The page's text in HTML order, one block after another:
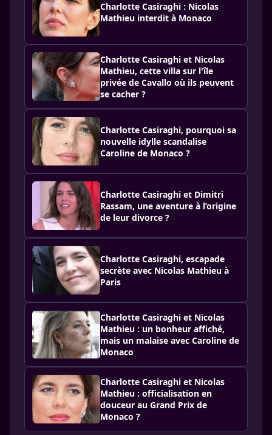
Charlotte Casiraghi : Nicolas
Mathieu interdit à Monaco
Charlotte Casiraghi et Nicolas
Mathieu, cette villa sur l'île
privée de Cavallo où ils peuvent
se cacher ?
Charlotte Casiraghi, pourquoi sa
nouvelle idylle scandalise
Caroline de Monaco ?
Charlotte Casiraghi et Dimitri
Rassam, une aventure à l’origine
de leur divorce ?
Charlotte Casiraghi, escapade
secrète avec Nicolas Mathieu à
Paris
Charlotte Casiraghi et Nicolas
Mathieu : un bonheur affiché,
mais un malaise avec Caroline de
Monaco
Charlotte Casiraghi et Nicolas
Mathieu : officialisation en
douceur au Grand Prix de
Monaco ?